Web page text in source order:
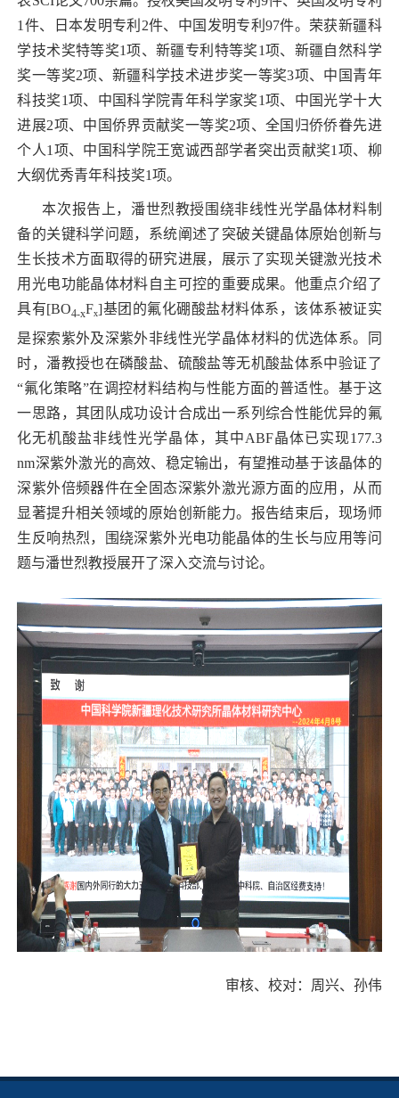
1 件、日本发明专利 2件、中国发明专利97件。荣获新疆科
学技术奖特等奖1项、新疆专利特等奖1项、新疆自然科学
奖一等奖2项、新疆科学技术进步奖一等奖3项、中国青年
科技奖1项、中国科学院青年科学家奖1项、中国光学十大
进展2项、中国侨界贡献奖一等奖2项、全国归侨侨眷先进
个人1 项、中国科学院王宽诚西部学者突出贡献奖1 项、柳
大纲优秀青年科技奖1项。
本次报告上，潘世烈教授围绕非线性光学晶体材料制
备的关键科学问题，系统阐述了突破关键晶体原始创新与
生长技术方面取得的研究进展，展示了实现关键激光技术
用光电功能晶体材料自主可控的重要成果。他重点介绍了
具有[BO4-xFx]基团的氟化硼酸盐材料体系，该体系被证实
是探索紫外及深紫外非线性光学晶体材料的优选体系。同
时，潘教授也在磷酸盐、硫酸盐等无机酸盐体系中验证了
“氟化策略”在调控材料结构与性能方面的普适性。基于这
一思路，其团队成功设计合成出一系列综合性能优异的氟
化无机酸盐非线性光学晶体，其中ABF晶体已实现177.3
nm深紫外激光的高效、稳定输出，有望推动基于该晶体的
深紫外倍频器件在全固态深紫外激光源方面的应用，从而
显著提升相关领域的原始创新能力。报告结束后，现场师
生反响热烈，围绕深紫外光电功能晶体的生长与应用等问
题与潘世烈教授展开了深入交流与讨论。
审核、校对：周兴、孙伟